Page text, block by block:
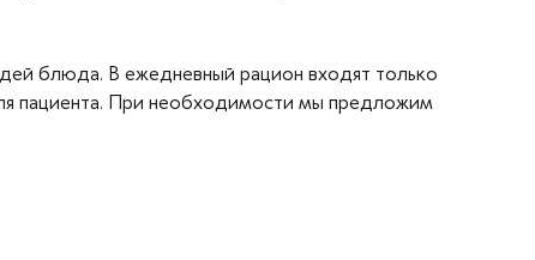
блюда. В ежедневный рацион входят только
пациента. При необходимости мы предложим